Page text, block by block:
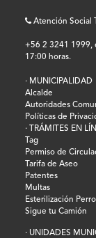
Atención Social
+56 2 3241 1999,
17:00 horas.
· MUNICIPALIDAD
Alcalde
Autoridades
Políticas de
· TRÁMITES EN
Tag
Permiso de
Tarifa de Aseo
Patentes
Multas
Esterilización
Sigue tu Camión
· UNIDADES